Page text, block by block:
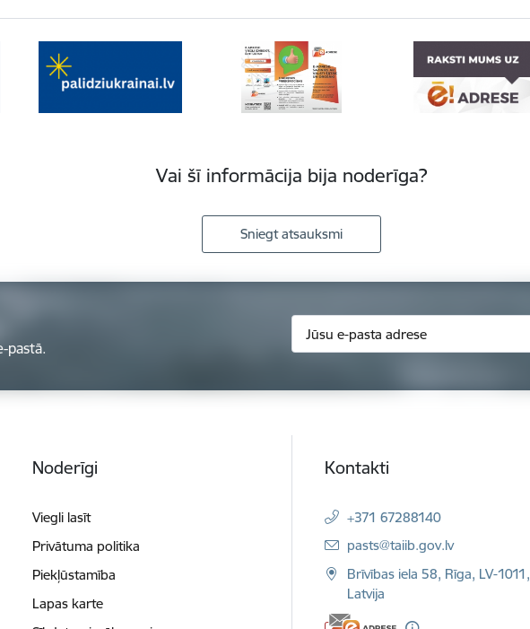
Vai šī informācija bija noderīga?
Sniegt atsauksmi
pastā.
Noderīgi
Viegli lasīt
Privātuma politika
Piekļūstamība
Lapas karte
Kontakti
+371 67288140
E-pasts:
pasts@taiib.gov.lv
Brīvības iela 58, Rīga, LV-1011,
Latvija